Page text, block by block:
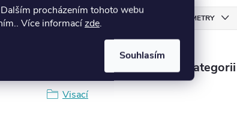
procházením tohoto webu
Více informacízde.
Souhlasím
VŠECHNY PARAMETRY
Produkt naleznete v této kategorii
Visací